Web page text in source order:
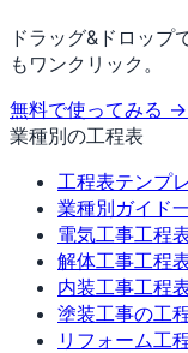
ドラッグ&ドロップ
もワンクリック。
無料で使ってみる →
業種別の工程表
工程表テンプ
業種別ガイド
電気工事工程
解体工事工程
内装工事工程
塗装工事の工
リフォーム工